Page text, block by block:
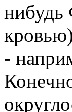
нибудь
-